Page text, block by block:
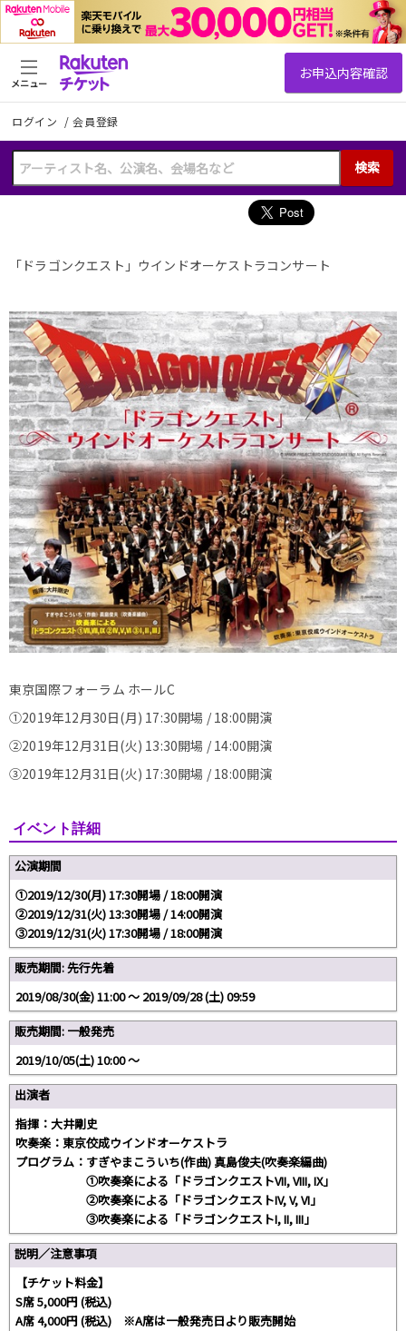
ログイン /会員登録
検索
メニュー
「ドラゴンクエスト」ウインドオーケストラコンサート
東京国際フォーラム ホールC
①2019年12月30日(月) 17:30開場 / 18:00開演
②2019年12月31日(火) 13:30開場 / 14:00開演
③2019年12月31日(火) 17:30開場 / 18:00開演
イベント詳細
公演期間
①2019/12/30(月) 17:30開場 / 18:00開演
②2019/12/31(火) 13:30開場 / 14:00開演
③2019/12/31(火) 17:30開場 / 18:00開演
販売期間: 先行先着
2019/08/30(金) 11:00 〜 2019/09/28 (土) 09:59
販売期間: 一般発売
2019/10/05(土) 10:00 〜
出演者
指揮：大井剛史
吹奏楽：東京佼成ウインドオーケストラ
プログラム：すぎやまこういち(作曲) 真島俊夫(吹奏楽編曲)
①吹奏楽による「ドラゴンクエストVII, VIII, IX」
②吹奏楽による「ドラゴンクエストIV, V, VI」
③吹奏楽による「ドラゴンクエストI, II, III」
説明／注意事項
【チケット料金】
S席 5,000円 (税込)
A席 4,000円 (税込) ※A席は一般発売日より販売開始